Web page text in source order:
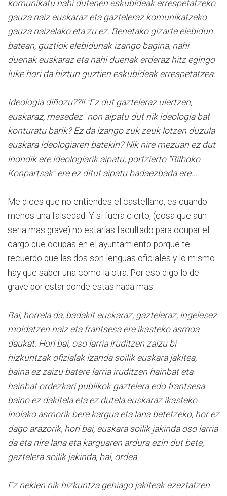
komunikatu nahi dutenen eskubideak errespetatzeko
gauza naiz euskaraz eta gazteleraz komunikatzeko
gauza naizelako eta zu ez. Benetako gizarte elebidun
batean, guztiok elebidunak izango bagina, nahi
duenak euskaraz eta nahi duenak erderaz hitz egingo
luke hori da hiztun guztien eskubideak errespetatzea.
Ideologia diñozu??!! "Ez dut gazteleraz ulertzen,
euskaraz, mesedez" non aipatu dut nik ideologia bat
konturatu barik? Ez da izango zuk zeuk lotzen duzula
euskara ideologiaren batekin? Nik nire mezuan ez dut
inondik ere ideologiarik aipatu, portzierto "Bilboko
Konpartsak" ere ez ditut aipatu badaezbada ere...
Me dices que no entiendes el castellano, es cuando
menos una falsedad. Y si fuera cierto, (cosa que aun
seria mas grave) no estarías facultado para ocupar el
cargo que ocupas en el ayuntamiento porque te
recuerdo que las dos son lenguas oficiales y lo mismo
hay que saber una como la otra. Por eso digo lo de
grave por estar donde estas nada mas.
Bai, horrela da, badakit euskaraz, gazteleraz, ingelesez
moldatzen naiz eta frantsesa ere ikasteko asmoa
daukat. Hori bai, oso larria iruditzen zaizu bi
hizkuntzak ofizialak izanda soilik euskara jakitea,
baina ez zaizu batere larria iruditzen hainbat eta
hainbat ordezkari publikok gaztelera edo frantsesa
baino ez dakitela eta ez dutela euskaraz ikasteko
inolako asmorik bere kargua eta lana betetzeko, hor ez
dago arazorik, hori bai, euskara soilik jakinda oso larria
da eta nire lana eta karguaren ardura ezin dut bete,
gaztelera soilik jakinda, bai, ordea.
Ez nekien nik hizkuntza gehiago jakiteak ezeztatzen